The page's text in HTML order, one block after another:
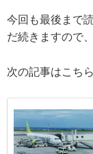
今回も最後まで
だ続きますので
次の記事はこち